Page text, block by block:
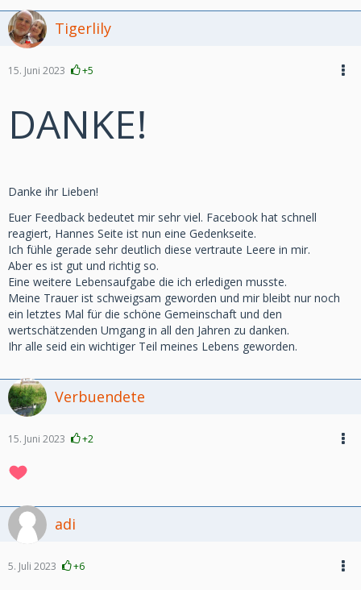
Tigerlily
15. Juni 2023 +5
DANKE!
Danke ihr Lieben!
Euer Feedback bedeutet mir sehr viel. Facebook hat schnell
reagiert, Hannes Seite ist nun eine Gedenkseite.
Ich fühle gerade sehr deutlich diese vertraute Leere in mir.
Aber es ist gut und richtig so.
Eine weitere Lebensaufgabe die ich erledigen musste.
Meine Trauer ist schweigsam geworden und mir bleibt nur noch
ein letztes Mal für die schöne Gemeinschaft und den
wertschätzenden Umgang in all den Jahren zu danken.
Ihr alle seid ein wichtiger Teil meines Lebens geworden.
Verbuendete
15. Juni 2023 +2
adi
5. Juli 2023 +6